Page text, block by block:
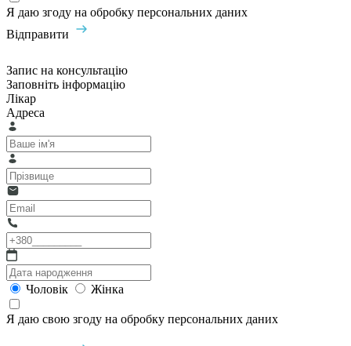
Я даю згоду на обробку персональних даних
Відправити
Запис на консультацію
Заповніть інформацію
Лікар
Адреса
Чоловік Жінка
Я даю свою згоду на обробку персональних даних